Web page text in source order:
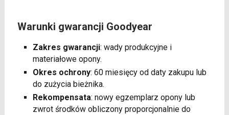
Warunki gwarancji Goodyear
Zakres gwarancji: wady produkcyjne i
materiałowe opony.
Okres ochrony: 60 miesięcy od daty zakupu lub
do zużycia bieżnika.
Rekompensata: nowy egzemplarz opony lub
zwrot środków obliczony proporcjonalnie do